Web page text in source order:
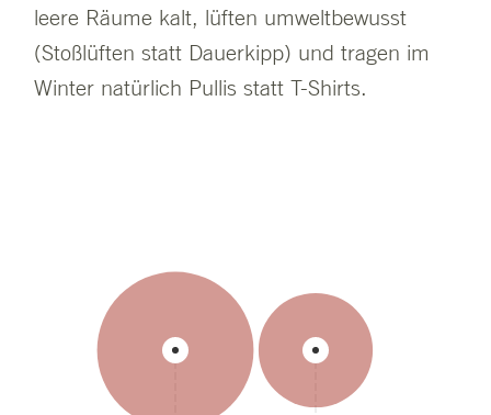
leere Räume kalt, lüften umweltbewusst
(Stoßlüften statt Dauerkipp) und tragen im
Winter natürlich Pullis statt T-Shirts.
206,944
kWh
151,056
kWh